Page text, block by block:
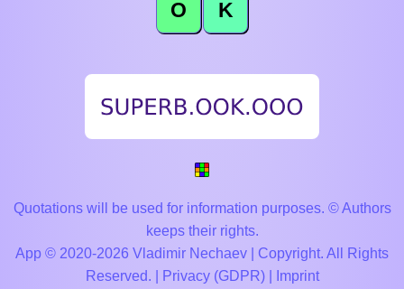
O K
Quotations will be used for information purposes. © Authors
keeps their rights.
App © 2020-2026 Vladimir Nechaev | Copyright. All Rights
Reserved. |
Privacy (GDPR)| Imprint